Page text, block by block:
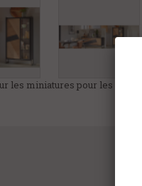
les miniatures pour les